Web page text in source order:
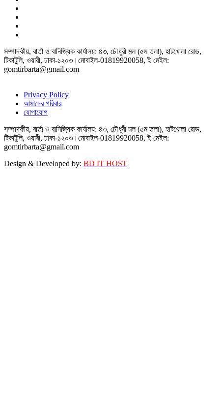
সম্পাদকীয়, বার্তা ও বানিজ্যিক কার্যালয়: ৪৩, চৌধুরী মল (৫ম তলা), হাটখোলা রোড,
টিকাটুলি, ওয়ারী, ঢাকা-১২০৩।মোবাইল-01819920058, ই মেইল:
gomtirbarta@gmail.com
Privacy Policy
আমাদের পরিবার
যোগাযোগ
সম্পাদকীয়, বার্তা ও বানিজ্যিক কার্যালয়: ৪৩, চৌধুরী মল (৫ম তলা), হাটখোলা রোড,
টিকাটুলি, ওয়ারী, ঢাকা-১২০৩।মোবাইল-01819920058, ই মেইল:
gomtirbarta@gmail.com
Design & Developed by: BD IT HOST